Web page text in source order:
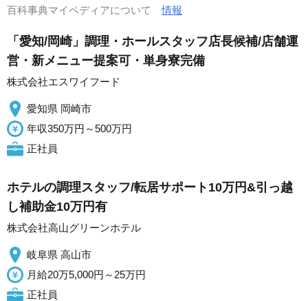
百科事典マイペディアについて情報
「愛知/岡崎」調理・ホールスタッフ店長候補/店舗運
営・新メニュー提案可・単身寮完備
株式会社エスワイフード
愛知県 岡崎市
年収350万円～500万円
正社員
ホテルの調理スタッフ/転居サポート10万円&引っ越
し補助金10万円有
株式会社高山グリーンホテル
岐阜県 高山市
月給20万5,000円～25万円
正社員